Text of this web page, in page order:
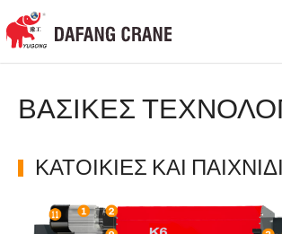
ΒΑΣΙΚΕΣ
ΚΑΤΟΙΚΙΕΣ ΚΑΙ ΠΑΙΧΝΙΔΙ